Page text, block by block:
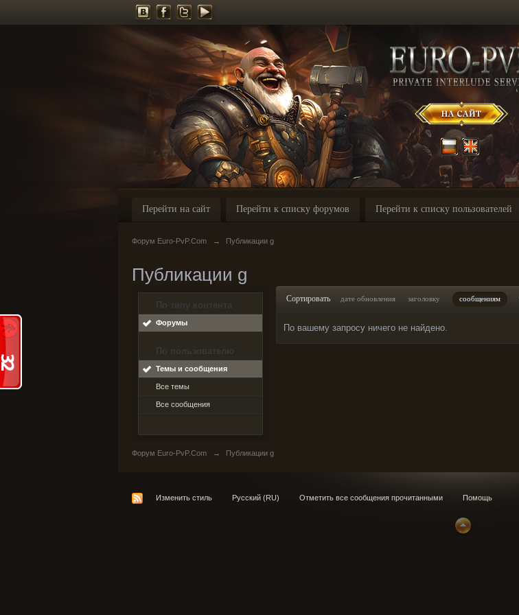
Перейти на сайт Перейти к списку форумов Перейти к списку пользователей
Форум Euro-PvP.Com → Публикации g
Публикации g
По типу контента
Форумы
По пользователю
Темы и сообщения
Все темы
Все сообщения
Сортировать дате обновления заголовку сообщениям
По вашему запросу ничего не найдено.
Форум Euro-PvP.Com → Публикации g
Изменить стиль Русский (RU) Отметить все сообщения прочитанными Помощь